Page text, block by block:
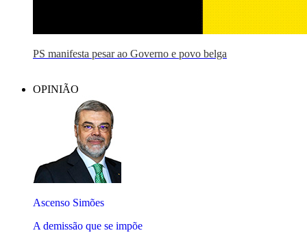
PS manifesta pesar ao Governo e povo belga
OPINIÃO
Ascenso Simões
A demissão que se impõe